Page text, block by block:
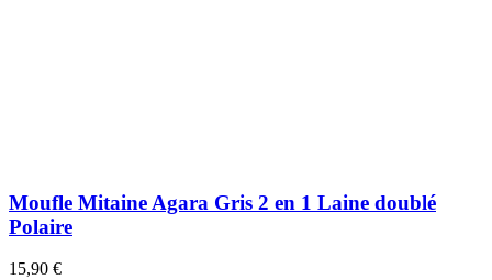
Moufle Mitaine Agara Gris 2 en 1 Laine doublé
Polaire
15,90 €